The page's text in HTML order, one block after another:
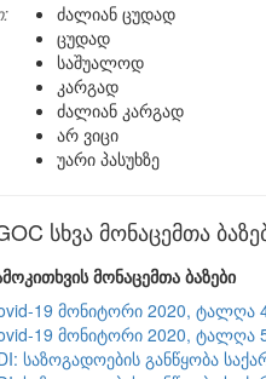
ძალიან ცუდად
ცუდად
საშუალოდ
კარგად
ძალიან კარგად
არ ვიცი
უარი პასუხზე
სხვა მონაცემთა
მონაცემთა ბაზები
19 მონიტორი 2020, ტალღა
19 მონიტორი 2020, ტალღა
საზოგადოების განწყობა